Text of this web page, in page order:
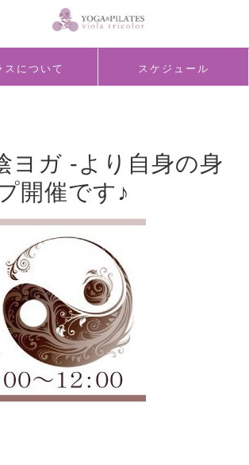
スについて スケジュール
ヨガ -より自身の身
開催です♪